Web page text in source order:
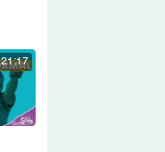
21:17